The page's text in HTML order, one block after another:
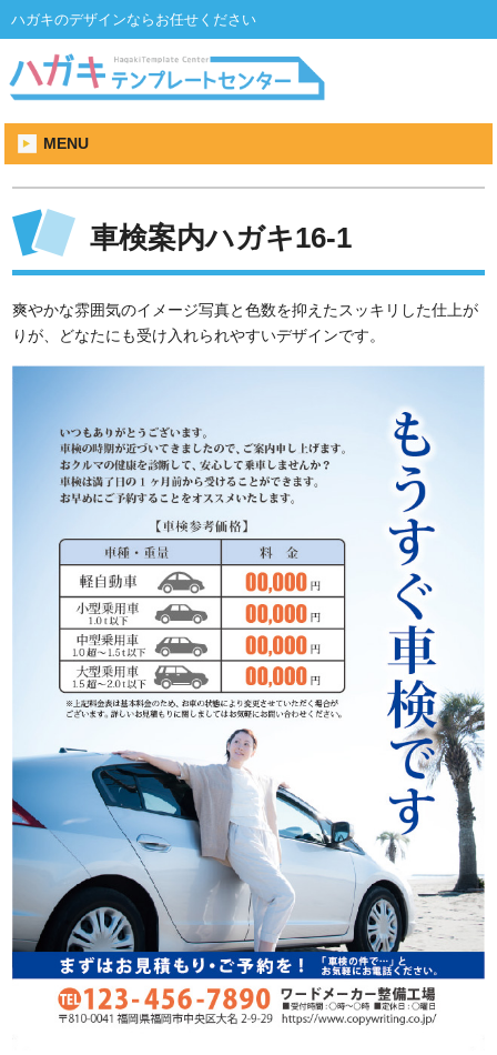
ハガキのデザインならお任せください
MENU
車検案内ハガキ16-1
爽やかな雰囲気のイメージ写真と色数を抑えたスッキリした仕上が
りが、どなたにも受け入れられやすいデザインです。